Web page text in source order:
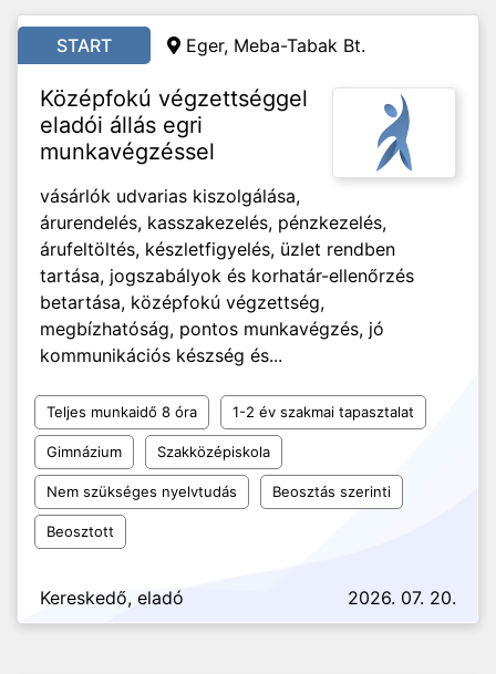
START Eger, Meba-Tabak Bt.
Középfokú végzettséggel
eladói állás egri
munkavégzéssel
vásárlók udvarias kiszolgálása,
árurendelés, kasszakezelés, pénzkezelés,
árufeltöltés, készletfigyelés, üzlet rendben
tartása, jogszabályok és korhatár-ellenőrzés
betartása, középfokú végzettség,
megbízhatóság, pontos munkavégzés, jó
kommunikációs készség és...
Teljes munkaidő 8 óra 1-2 év szakmai tapasztalat
Gimnázium Szakközépiskola
Nem szükséges nyelvtudás Beosztás szerinti
Beosztott
Kereskedő, eladó 2026. 07. 20.